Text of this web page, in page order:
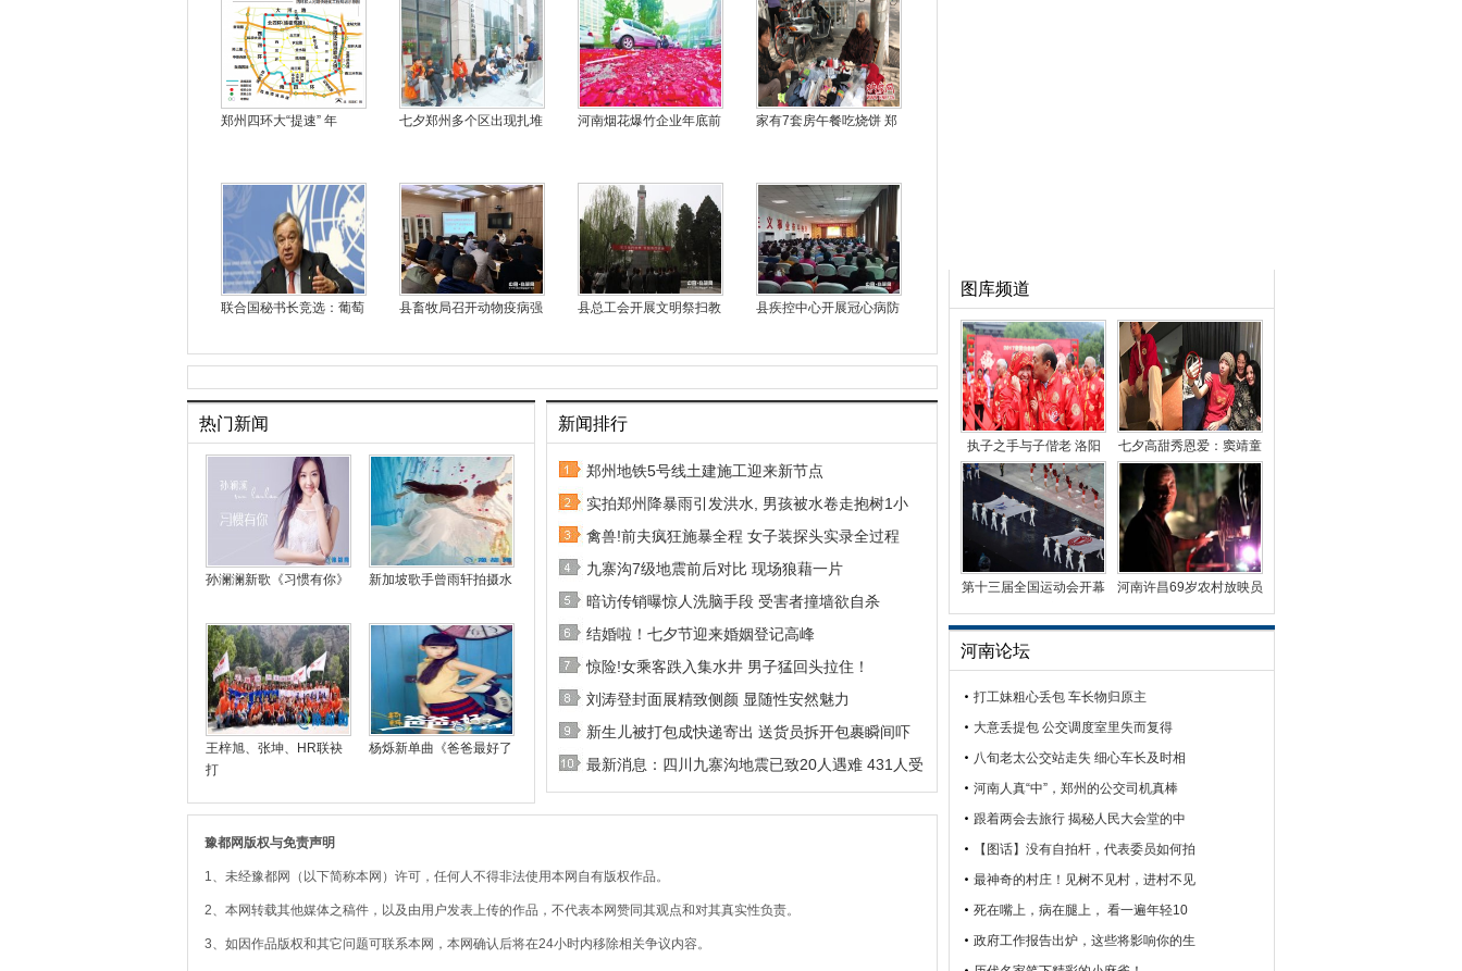
郑州四环大“提速” 年 七夕郑州多个区出现扎堆 河南烟花爆竹企业年底前 家有7套房午餐吃烧饼 郑
联合国秘书长竞选：葡萄 县畜牧局召开动物疫病强 县总工会开展文明祭扫教 县疾控中心开展冠心病防
热门新闻
孙澜澜新歌《习惯有你》 新加坡歌手曾雨轩拍摄水
王梓旭、张坤、HR联袂
打
杨烁新单曲《爸爸最好了
新闻排行
郑州地铁5号线土建施工迎来新节点
实拍郑州降暴雨引发洪水, 男孩被水卷走抱树1小
禽兽!前夫疯狂施暴全程 女子装探头实录全过程
九寨沟7级地震前后对比 现场狼藉一片
暗访传销曝惊人洗脑手段 受害者撞墙欲自杀
结婚啦！七夕节迎来婚姻登记高峰
惊险!女乘客跌入集水井 男子猛回头拉住！
刘涛登封面展精致侧颜 显随性安然魅力
新生儿被打包成快递寄出 送货员拆开包裹瞬间吓
最新消息：四川九寨沟地震已致20人遇难 431人受
豫都网版权与免责声明
1、未经豫都网（以下简称本网）许可，任何人不得非法使用本网自有版权作品。
2、本网转载其他媒体之稿件，以及由用户发表上传的作品，不代表本网赞同其观点和对其真实性负责。
3、如因作品版权和其它问题可联系本网，本网确认后将在24小时内移除相关争议内容。
图库频道
执子之手与子偕老 洛阳
86对老人庆金婚
七夕高甜秀恩爱：窦靖童
疑公开恋情 林心如
第十三届全国运动会开幕
河南许昌69岁农村放映员
河南论坛
打工妹粗心丢包 车长物归原主
大意丢提包 公交调度室里失而复得
八旬老太公交站走失 细心车长及时相
河南人真“中”，郑州的公交司机真棒
跟着两会去旅行 揭秘人民大会堂的中
【图话】没有自拍杆，代表委员如何拍
最神奇的村庄！见树不见村，进村不见
死在嘴上，病在腿上， 看一遍年轻10
政府工作报告出炉，这些将影响你的生